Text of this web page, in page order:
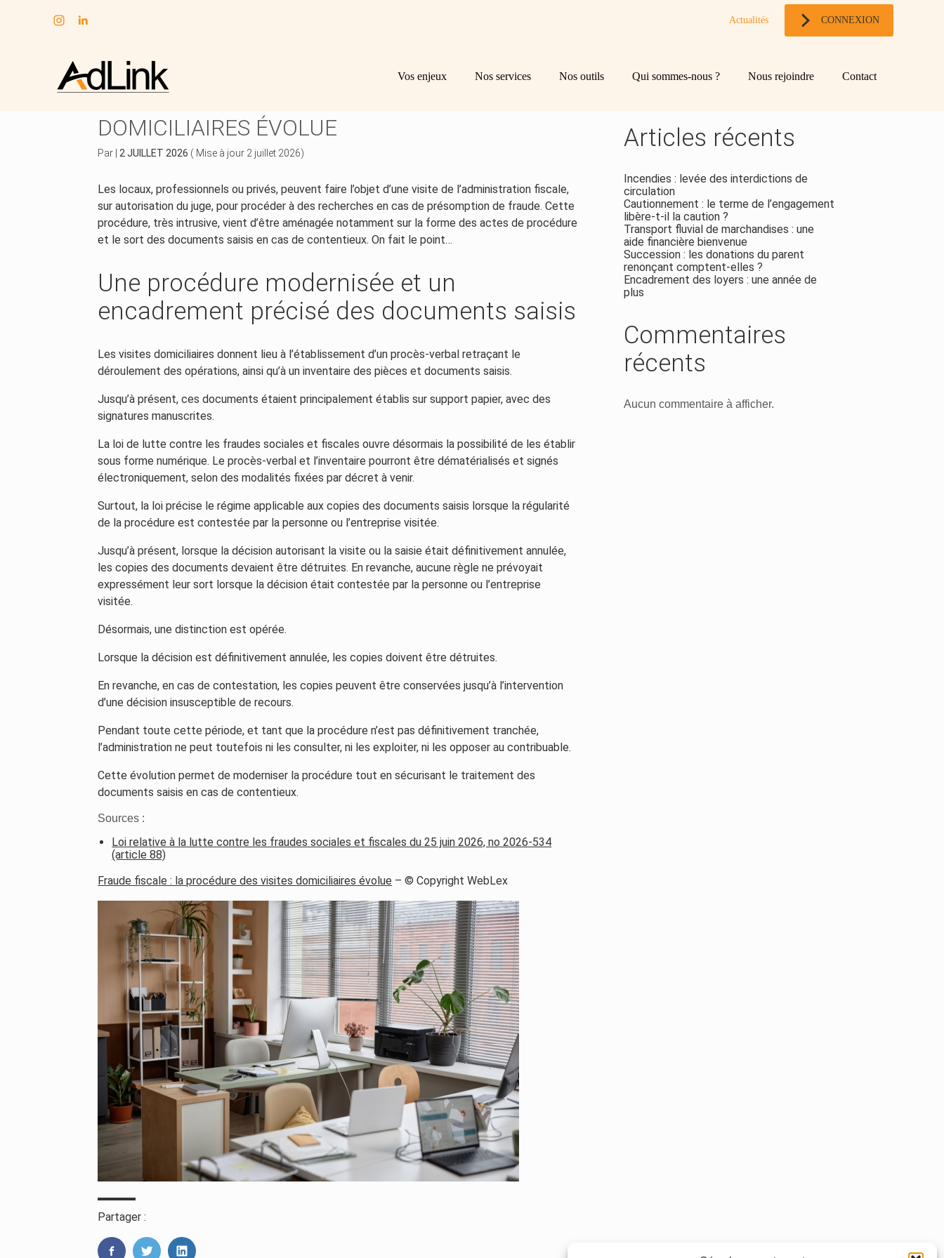
Actualités CONNEXION
Aller
au
Vos enjeux Nos services Nos outils Qui sommes-nous ? Nous rejoindre Contact
DOMICILIAIRES ÉVOLUE
Par |2 JUILLET 2026 ( Mise à jour 2 juillet 2026)
Les locaux, professionnels ou privés, peuvent faire l’objet d’une visite de l’administration fiscale,
sur autorisation du juge, pour procéder à des recherches en cas de présomption de fraude. Cette
procédure, très intrusive, vient d’être aménagée notamment sur la forme des actes de procédure
et le sort des documents saisis en cas de contentieux. On fait le point…
Une procédure modernisée et un
encadrement précisé des documents saisis
Les visites domiciliaires donnent lieu à l’établissement d’un procès-verbal retraçant le
déroulement des opérations, ainsi qu’à un inventaire des pièces et documents saisis.
Jusqu’à présent, ces documents étaient principalement établis sur support papier, avec des
signatures manuscrites.
La loi de lutte contre les fraudes sociales et fiscales ouvre désormais la possibilité de les établir
sous forme numérique. Le procès-verbal et l’inventaire pourront être dématérialisés et signés
électroniquement, selon des modalités fixées par décret à venir.
Surtout, la loi précise le régime applicable aux copies des documents saisis lorsque la régularité
de la procédure est contestée par la personne ou l’entreprise visitée.
Jusqu’à présent, lorsque la décision autorisant la visite ou la saisie était définitivement annulée,
les copies des documents devaient être détruites. En revanche, aucune règle ne prévoyait
expressément leur sort lorsque la décision était contestée par la personne ou l’entreprise
visitée.
Désormais, une distinction est opérée.
Lorsque la décision est définitivement annulée, les copies doivent être détruites.
En revanche, en cas de contestation, les copies peuvent être conservées jusqu’à l’intervention
d’une décision insusceptible de recours.
Pendant toute cette période, et tant que la procédure n’est pas définitivement tranchée,
l’administration ne peut toutefois ni les consulter, ni les exploiter, ni les opposer au contribuable.
Cette évolution permet de moderniser la procédure tout en sécurisant le traitement des
documents saisis en cas de contentieux.
Sources :
Loi relative à la lutte contre les fraudes sociales et fiscales du 25 juin 2026, no 2026-534
(article 88)
Fraude fiscale : la procédure des visites domiciliaires évolue – © Copyright WebLex
Partager :
Blog
sidebar
Rechercher
Articles récents
Incendies : levée des interdictions de
circulation
Cautionnement : le terme de l’engagement
libère-t-il la caution ?
Transport fluvial de marchandises : une
aide financière bienvenue
Succession : les donations du parent
renonçant comptent-elles ?
Encadrement des loyers : une année de
plus
Commentaires
récents
Aucun commentaire à afficher.